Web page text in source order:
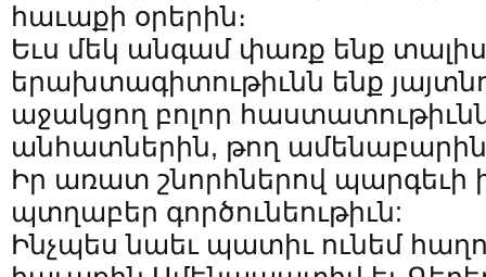
հաւաքի օրերին։
Եւս մեկ անգամ փառք ենք տալիս
երախտագիտութիւնն ենք
աջակցող բոլոր
անհատներին, թող ամենաբարին
Իր առատ շնորհներով պարգեւի
պտղաբեր գործունեութիւն:
Ինչպես նաեւ պատիւ ունեմ